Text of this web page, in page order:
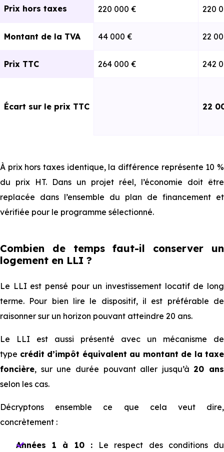
Prix hors taxes 220 000 € 220
Montant de la TVA 44 000 € 22
Prix TTC 264 000 € 242
Écart sur le prix TTC 22
À prix hors taxes identique, la différence représente 10 %
du prix HT. Dans un projet réel, l’économie doit être
replacée dans l’ensemble du plan de financement et
vérifiée pour le programme sélectionné.
Combien de temps faut-il conserver un
logement en LLI ?
Le LLI est pensé pour un investissement locatif de long
terme. Pour bien lire le dispositif, il est préférable de
raisonner sur un horizon pouvant atteindre 20 ans.
Le LLI est aussi présenté avec un mécanisme de
type crédit d’impôt équivalent au montant de la taxe
foncière, sur une durée pouvant aller jusqu’à 20 ans
selon les cas.
Décryptons ensemble ce que cela veut dire,
concrètement :
Années 1 à 10 : Le respect des conditions du